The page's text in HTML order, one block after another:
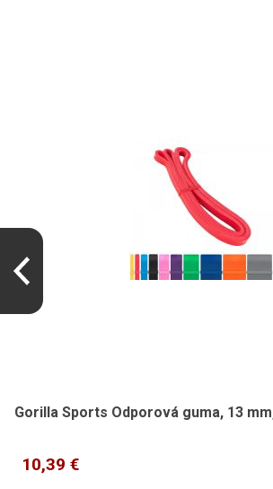
Gorilla Sports Odporová guma, 13
10,39 €